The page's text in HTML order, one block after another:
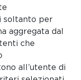
soltanto per
aggregata dal
che
all’utente di